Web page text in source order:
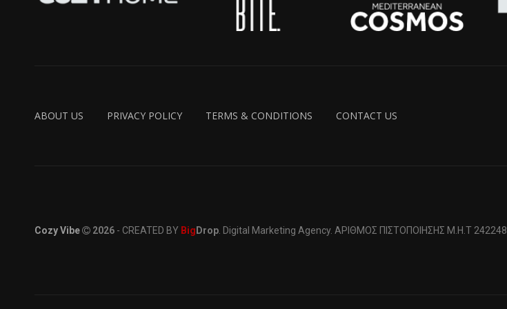
ABOUT US PRIVACY POLICY TERMS & CONDITIONS CONTACT US
Cozy Vibe 2026 - CREATED BY Big Drop . Digital Marketing Agency. ΑΡΙΘΜΟΣ ΠΙΣΤΟΠΟΙΗΣΗΣ Μ.Η.Τ 242248